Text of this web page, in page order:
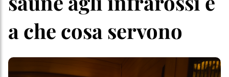
a che cosa servono